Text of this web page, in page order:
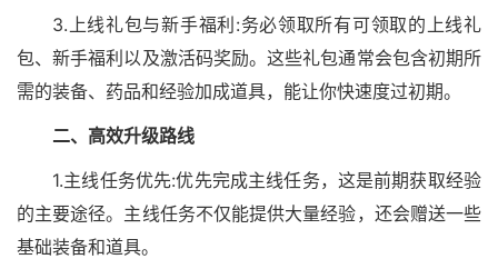
3.上线礼包与新手福利:务必领取所有可领取的上线礼
包、新手福利以及激活码奖励。这些礼包通常会包含初期所
需的装备、药品和经验加成道具，能让你快速度过初期。
二、高效升级路线
1.主线任务优先:优先完成主线任务，这是前期获取经验
的主要途径。主线任务不仅能提供大量经验，还会赠送一些
基础装备和道具。